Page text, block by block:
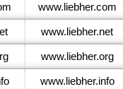
www.liebher.com
www.liebher.net
www.liebher.org
www.liebher.info